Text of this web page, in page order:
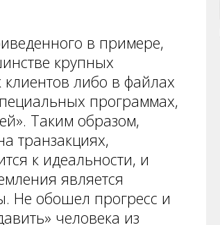
в примере,
крупных
либо в файлах
программах,
Таким образом,
транзакциях,
к идеальности, и
является
Не обошел прогресс и
человека из